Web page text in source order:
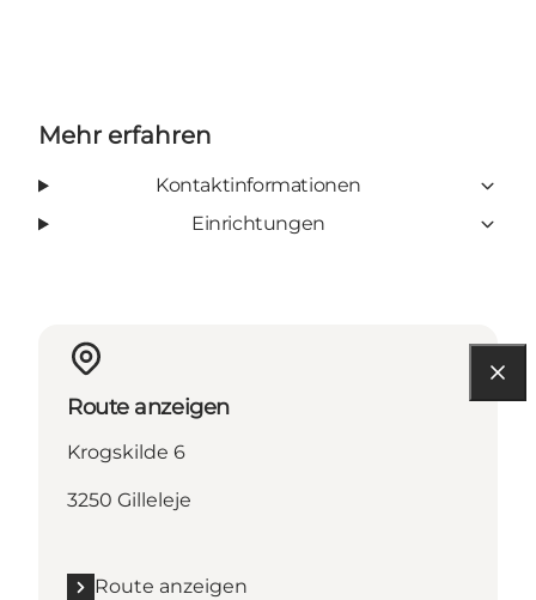
Mehr erfahren
Kontaktinformationen
Einrichtungen
Route anzeigen
Krogskilde 6
3250 Gilleleje
Route anzeigen